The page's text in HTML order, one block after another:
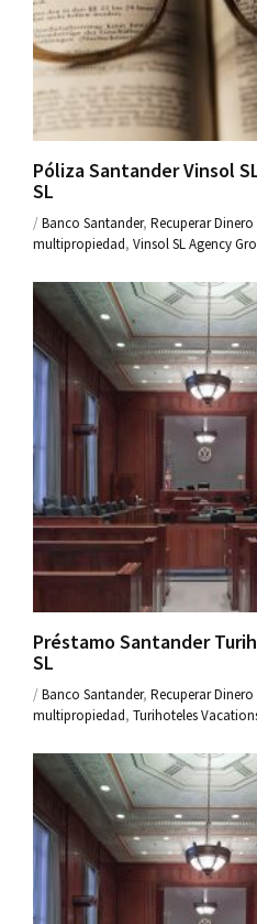
Póliza Santander Vinsol
SL
/Banco Santander, Recuperar
multipropiedad, Vinsol SL Agency
Préstamo Santander
SL
/Banco Santander, Recuperar
multipropiedad, Turihoteles